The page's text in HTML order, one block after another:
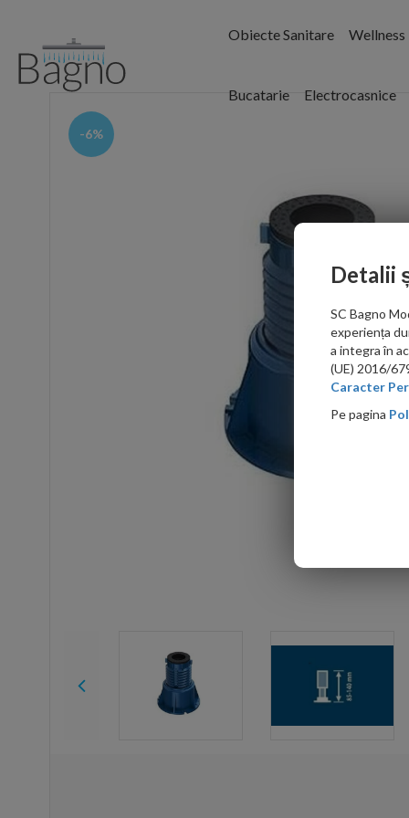
Obiecte Sanitare Wellness
Bucatarie Electrocasnice
-6%
Detalii
SC Bagno
experiența
a integra în
(UE) 2016/
Caracter
Pe pagina